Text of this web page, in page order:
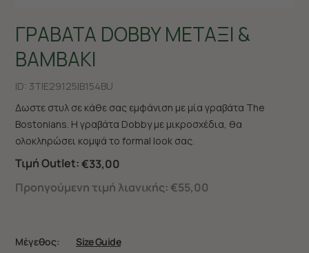
ΓΡΑΒΑΤΑ DOBBY ΜΕΤΑΞΙ &
ΒΑΜΒΑΚΙ
ID: 3TIE29125|B154BU
Δωστε στυλ σε κάθε σας εμφάνιση με μία γραβάτα The
Bostonians. Η γραβάτα Dobby με μικροσχέδια, θα
ολοκληρώσει κομψά το formal look σας.
Τιμή Outlet:€33,00
Προηγούμενη τιμή λιανικής: €55,00
Μέγεθος: Size Guide